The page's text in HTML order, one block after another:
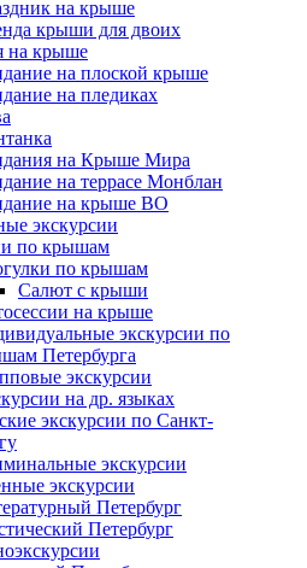
на крыше
крыши для двоих
на крыше
на плоской крыше
на пледиках
на Крыше Мира
на террасе Монблан
на крыше ВО
экскурсии
по крышам
по крышам
Салют с крыши
на крыше
экскурсии по
Петербурга
экскурсии
на др. языках
экскурсии по Санкт-
экскурсии
экскурсии
Петербург
Петербург